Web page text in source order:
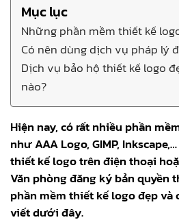
Mục lục
Những phần mềm thiết kế
Có nên dùng dịch vụ pháp lý
Dịch vụ bảo hộ thiết kế logo
nào?
Hiện nay, có rất nhiều phần
như AAA Logo, GIMP,
thiết kế logo trên điện thoại
Văn phòng đăng ký bản quyền
phần mềm thiết kế logo đẹp và
viết dưới đây.